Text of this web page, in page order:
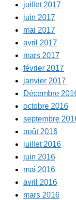
juillet 2017
juin 2017
mai 2017
avril 2017
mars 2017
février 2017
janvier 2017
Décembre
octobre 2016
septembre
août 2016
juillet 2016
juin 2016
mai 2016
avril 2016
mars 2016